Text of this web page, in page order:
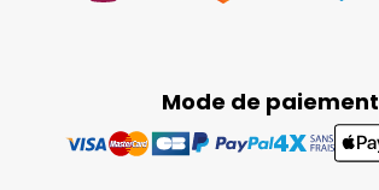
Mode de paiement